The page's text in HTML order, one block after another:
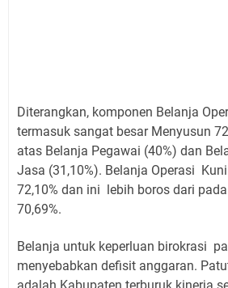
Diterangkan, komponen Belanja
termasuk sangat besar Menyusun
atas Belanja Pegawai (40%) dan
Jasa (31,10%). Belanja Operasi
72,10% dan ini lebih boros dari
70,69%.
Belanja untuk keperluan birokrasi
menyebabkan defisit anggaran.
adalah Kabupaten terburuk kinerja